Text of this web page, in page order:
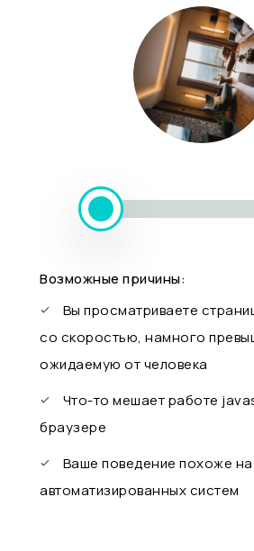
Возможные причины:
Вы просматриваете
со скоростью, намного
ожидаемую от человека
Что-то мешает работе
браузере
Ваше поведение похоже
автоматизированных систем